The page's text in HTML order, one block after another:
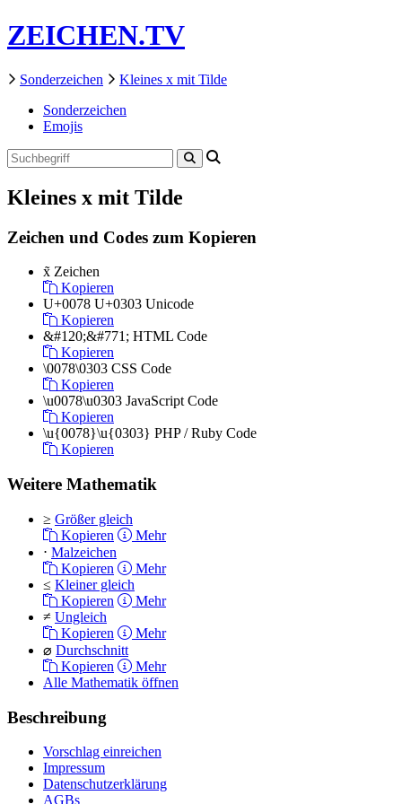
ZEICHEN.TV
Sonderzeichen
Kleines x mit Tilde
Sonderzeichen
Emojis
Kleines x mit Tilde
Zeichen und Codes zum Kopieren
x̃ Zeichen
Kopieren
U+0078 U+0303 Unicode
Kopieren
&#120;&#771; HTML Code
Kopieren
\0078\0303 CSS Code
Kopieren
\u0078\u0303 JavaScript Code
Kopieren
\u{0078}\u{0303} PHP / Ruby Code
Kopieren
Weitere Mathematik
≥ Größer gleich
Kopieren
Mehr
⋅ Malzeichen
Kopieren
Mehr
≤ Kleiner gleich
Kopieren
Mehr
≠ Ungleich
Kopieren
Mehr
⌀ Durchschnitt
Kopieren
Mehr
Alle Mathematik öffnen
Beschreibung
Vorschlag einreichen
Impressum
Datenschutzerklärung
AGBs